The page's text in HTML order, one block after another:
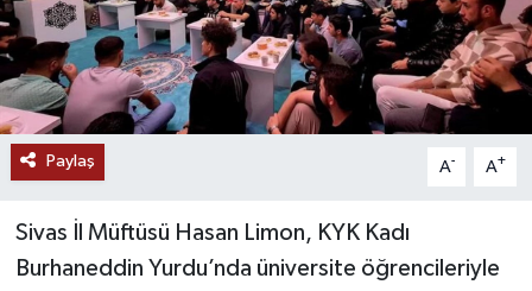
Paylaş A- A+
Sivas İl Müftüsü Hasan Limon, KYK Kadı
Burhaneddin Yurdu’nda üniversite öğrencileriyle
SİYASET
SOSYAL YARDIMLAR
SPONSORLU YAZI
TEKNOLOJİ